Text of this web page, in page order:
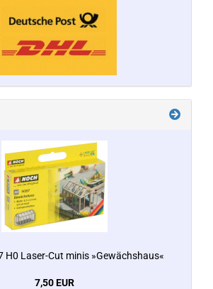
H0 Laser-Cut minis »Gewächshaus«
7,50 EUR